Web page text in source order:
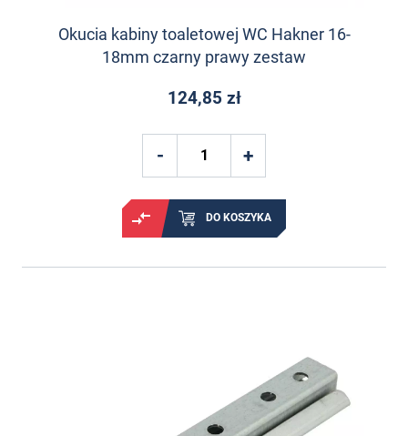
Okucia kabiny toaletowej WC Hakner 16-
18mm czarny prawy zestaw
124,85 zł
DO KOSZYKA